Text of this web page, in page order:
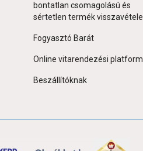
bontatlan csomagolású és
sértetlen termék visszavétele
Fogyasztó Barát
Online vitarendezési platform
Beszállítóknak